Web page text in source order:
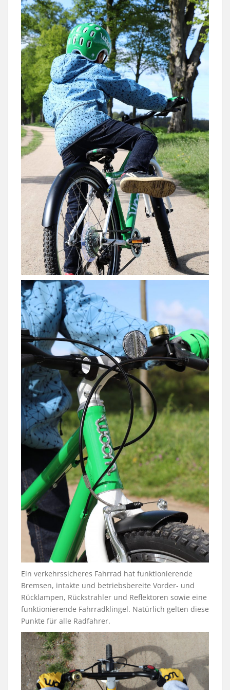
Ein verkehrssicheres Fahrrad hat funktionierende
Bremsen, intakte und betriebsbereite Vorder- und
Rücklampen, Rückstrahler und Reflektoren sowie eine
funktionierende Fahrradklingel. Natürlich gelten diese
Punkte für alle Radfahrer.